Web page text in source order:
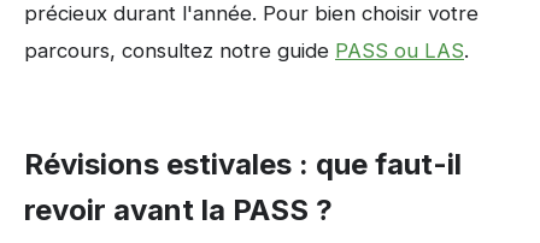
précieux durant l'année. Pour bien choisir votre
parcours, consultez notre guide PASS ou LAS.
Révisions estivales : que faut-il
revoir avant la PASS ?